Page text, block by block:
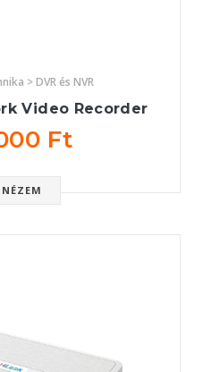
> DVR és NVR
Video Recorder
Ft